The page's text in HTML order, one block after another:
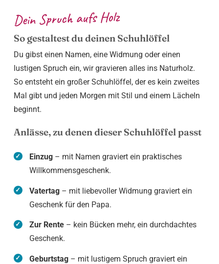
Dein Spruch aufs Holz
So gestaltest du deinen Schuhlöffel
Du gibst einen Namen, eine Widmung oder einen
lustigen Spruch ein, wir gravieren alles ins Naturholz.
So entsteht ein großer Schuhlöffel, der es kein zweites
Mal gibt und jeden Morgen mit Stil und einem Lächeln
beginnt.
Anlässe, zu denen dieser Schuhlöffel passt
Einzug– mit Namen graviert ein praktisches
Willkommensgeschenk.
Vatertag– mit liebevoller Widmung graviert ein
Geschenk für den Papa.
Zur Rente– kein Bücken mehr, ein durchdachtes
Geschenk.
Geburtstag– mit lustigem Spruch graviert ein